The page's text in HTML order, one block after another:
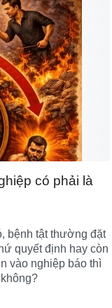
có phải là
bệnh tật thường đặt
quyết định hay còn
vào nghiệp báo thì